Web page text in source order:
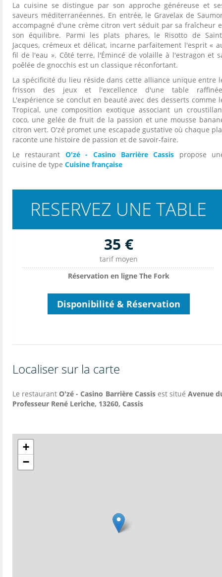
La cuisine se distingue par son approche généreuse et
saveurs méditerranéennes. En entrée, le Gravelax de
accompagné d'une crème citron vert séduit par sa fraîcheur
son équilibre. Parmi les plats phares, le Risotto de
Jacques, crémeux et délicat, incarne parfaitement l'esprit «
fil de l'eau ». Côté terre, l'Émincé de volaille à l'estragon et
poêlée de gnocchis est un classique réconfortant.
La spécificité du lieu réside dans cette alliance unique entre
frisson des jeux et l'excellence d'une table
L'expérience se conclut en beauté avec des desserts comme
Tropical, une composition exotique associant un
coco, une gelée de fruit de la passion et une mousse
citron vert. O'zé promet une escapade gustative où chaque
raconte une histoire de passion et de savoir-faire.
Le restaurant O'zé - Casino Barrière Cassis propose
cuisine de type Cuisine française
RESERVEZ UNE TABLE
35 €
tarif moyen
Réservation en ligne The Fork
Disponibilité & Réservation
Localiser sur la carte
Le restaurant O'zé - Casino Barrière Cassisest situé Avenue
Professeur René Leriche, 13260, Cassis
+
−